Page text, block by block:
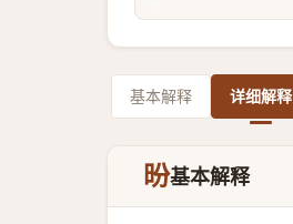
基本解释 详细解释
昐基本解释